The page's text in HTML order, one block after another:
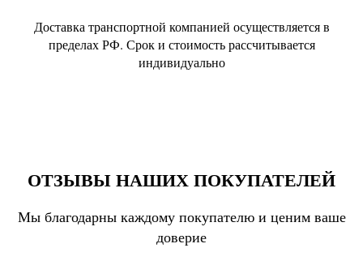
Доставка транспортной компанией осуществляется в
пределах РФ. Срок и стоимость рассчитывается
индивидуально
ОТЗЫВЫ НАШИХ ПОКУПАТЕЛЕЙ
Мы благодарны каждому покупателю и ценим ваше
доверие